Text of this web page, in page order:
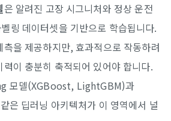
은 알려진 고장 시그니처와 정상 운전
링 데이터셋을 기반으로 학습됩니다.
을 제공하지만, 효과적으로 작동하려
이 충분히 축적되어 있어야 합니다.
모델(XGBoost, LightGBM)과
은 딥러닝 아키텍처가 이 영역에서 널